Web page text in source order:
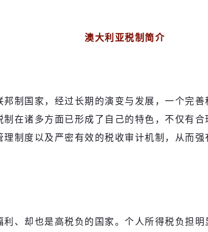
澳大利亚税制简介
邦制国家，经过长期的演变与发展，一个完
制在诸多方面已形成了自己的特色，不仅有
理制度以及严密有效的税收审计机制，从而
利、却也是高税负的国家。个人所得税负担